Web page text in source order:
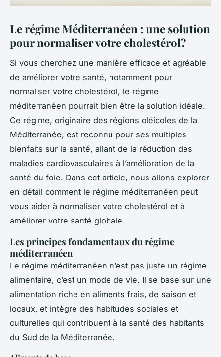
Le régime Méditerranéen : une solution
pour normaliser votre cholestérol?
Si vous cherchez une manière efficace et agréable
de améliorer votre santé, notamment pour
normaliser votre cholestérol, le régime
méditerranéen pourrait bien être la solution idéale.
Ce régime, originaire des régions oléicoles de la
Méditerranée, est reconnu pour ses multiples
bienfaits sur la santé, allant de la réduction des
maladies cardiovasculaires à l’amélioration de la
santé du foie. Dans cet article, nous allons explorer
en détail comment le régime méditerranéen peut
vous aider à normaliser votre cholestérol et à
améliorer votre santé globale.
Les principes fondamentaux du régime
méditerranéen
Le régime méditerranéen n’est pas juste un régime
alimentaire, c’est un mode de vie. Il se base sur une
alimentation riche en aliments frais, de saison et
locaux, et intègre des habitudes sociales et
culturelles qui contribuent à la santé des habitants
du Sud de la Méditerranée.